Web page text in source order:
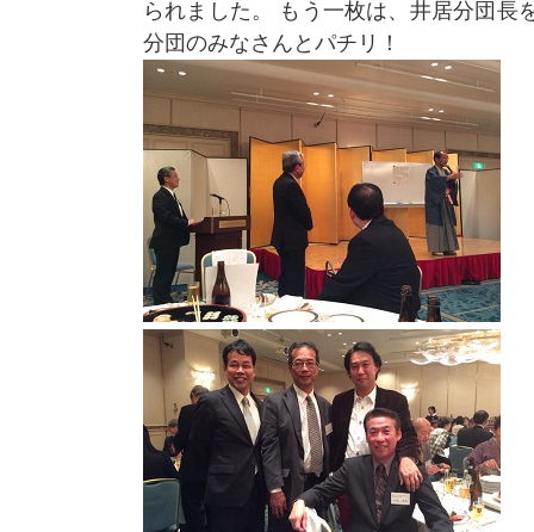
られました。 もう一枚は、井居分団長
分団のみなさんとパチリ！